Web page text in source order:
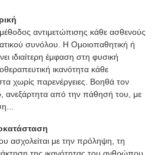
μέθοδος αντιμετώπισης κάθε ασθενούς
συνόλου. Η Ομοιοπαθητική ή
ιδιαίτερη έμφαση στη φυσική
ικανότητα κάθε
χωρίς παρενέργειες. Βοηθά τον
ανεξάρτητα από την πάθησή του, με
ασχολείται με την πρόληψη, τη